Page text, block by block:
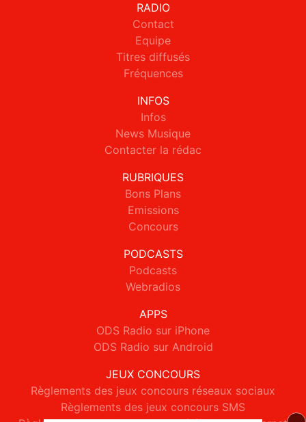
RADIO
Contact
Equipe
Titres diffusés
Fréquences
INFOS
Infos
News Musique
Contacter la rédac
RUBRIQUES
Bons Plans
Emissions
Concours
PODCASTS
Podcasts
Webradios
APPS
ODS Radio sur iPhone
ODS Radio sur Android
JEUX CONCOURS
Règlements des jeux concours réseaux sociaux
Règlements des jeux concours SMS